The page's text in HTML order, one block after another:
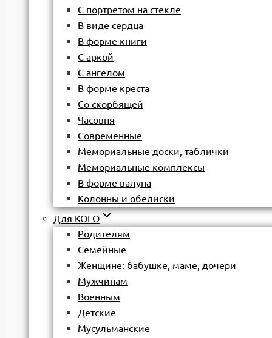
С портретом на стекле
В виде сердца
В форме книги
С аркой
С ангелом
В форме креста
Со скорбящей
Часовня
Современные
Мемориальные доски, таблички
Мемориальные комплексы
В форме валуна
Колонны и обелиски
Для КОГО
Родителям
Семейные
Женщине: бабушке, маме, дочери
Мужчинам
Военным
Детские
Мусульманские